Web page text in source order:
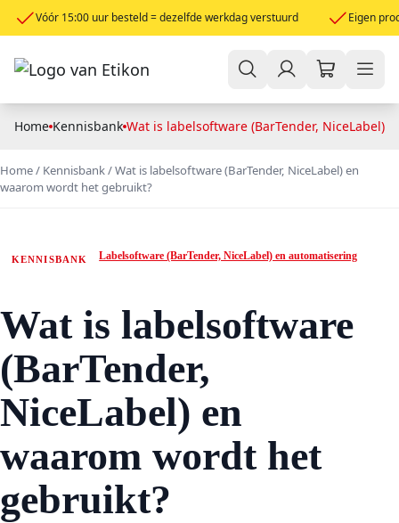
Vóór 15:00 uur besteld = dezelfde werkdag verstuurd Eigen
Home Kennisbank Wat is labelsoftware (BarTender, NiceLabel)
Home/ Kennisbank/Wat is labelsoftware (BarTender, NiceLabel) en
waarom wordt het gebruikt?
KENNISBANK Labelsoftware (BarTender, NiceLabel) en automatisering
Wat is labelsoftware
(BarTender,
NiceLabel) en
waarom wordt het
gebruikt?